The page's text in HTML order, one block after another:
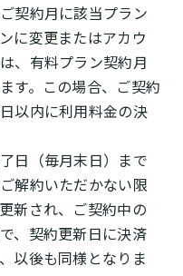
契約月に該当プラン
に変更またはアカウ
、有料プラン契約月
す。この場合、ご契約
以内に利用料金の決
日（毎月末日）まで
解約いただかない限
新され、ご契約中の
、契約更新日に決済
以後も同様となりま